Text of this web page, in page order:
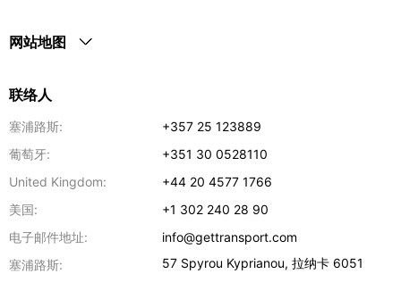
网站地图
联络人
塞浦路斯:
+357 25 123889
葡萄牙:
+351 30 0528110
United Kingdom:
+44 20 4577 1766
美国:
+1 302 240 28 90
电子邮件地址:
info@gettransport.com
塞浦路斯:
57 Spyrou Kyprianou,拉纳卡 6051